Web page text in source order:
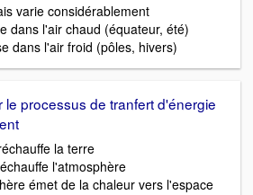
varie considérablement
dans l'air chaud (équateur, été)
dans l'air froid (pôles, hivers)
le processus de tranfert d'énergie
la terre
l'atmosphère
émet de la chaleur vers l'espace